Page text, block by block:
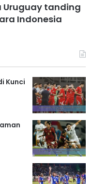
Uruguay tanding
Indonesia
Kunci